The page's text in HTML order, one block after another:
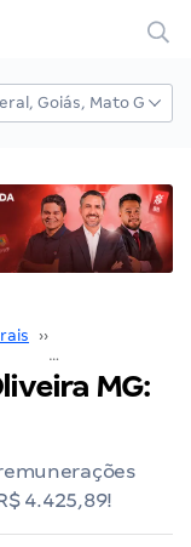
››
MG:
4.425,89!